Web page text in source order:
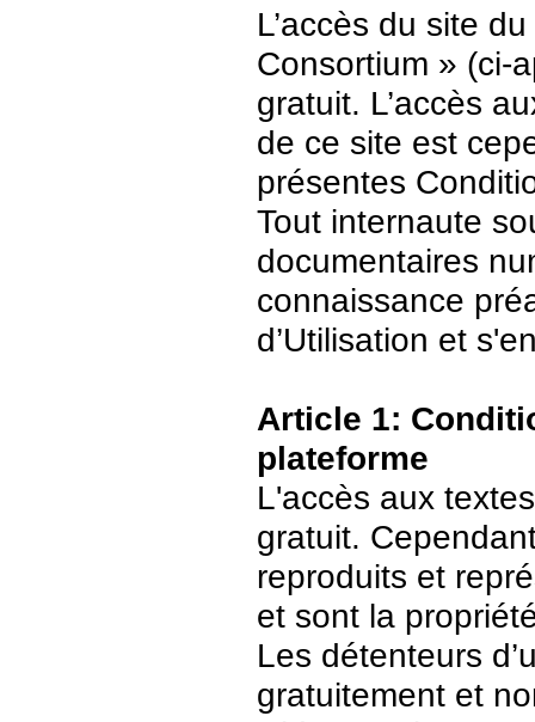
L’accès du site
Consortium » (ci-
gratuit. L’accès
de ce site est
présentes
Tout internaute
documentaires
connaissance
d’Utilisation et
Article 1:
plateforme
L'accès aux
gratuit.
reproduits et
et sont la
Les détenteurs
gratuitement et